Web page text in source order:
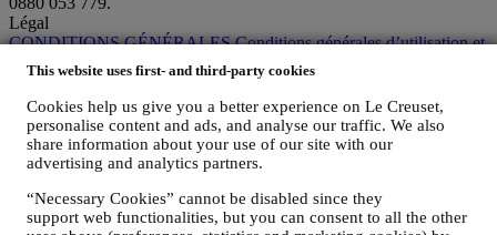
This website uses first- and third-party cookies
Cookies help us give you a better experience on Le Creuset,
personalise content and ads, and analyse our traffic. We also
share information about your use of our site with our
advertising and analytics partners.
“Necessary Cookies” cannot be disabled since they
support web functionalities, but you can consent to all the other
Légal
CONDITIONS GÉNÉRALES Conditions générales d’utilisation et
de vente des Cartes Cadeaux
POLITIQUE DE
POLITIQUE EN MATIÈRE DE
COOKIES CONDITIONS GÉNÉRALES D’UTILISATION
Politique de confidentialité
Déclaration Intégrale de respect de la vie privée de Le Creuset
La politique de confidentialité ci-dessous s'applique aux
consommateurs. Si vous êtes un partenaire commercial, veuillez